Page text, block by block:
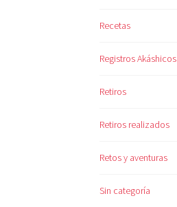
Recetas
Registros Akáshicos
Retiros
Retiros realizados
Retos y aventuras
Sin categoría